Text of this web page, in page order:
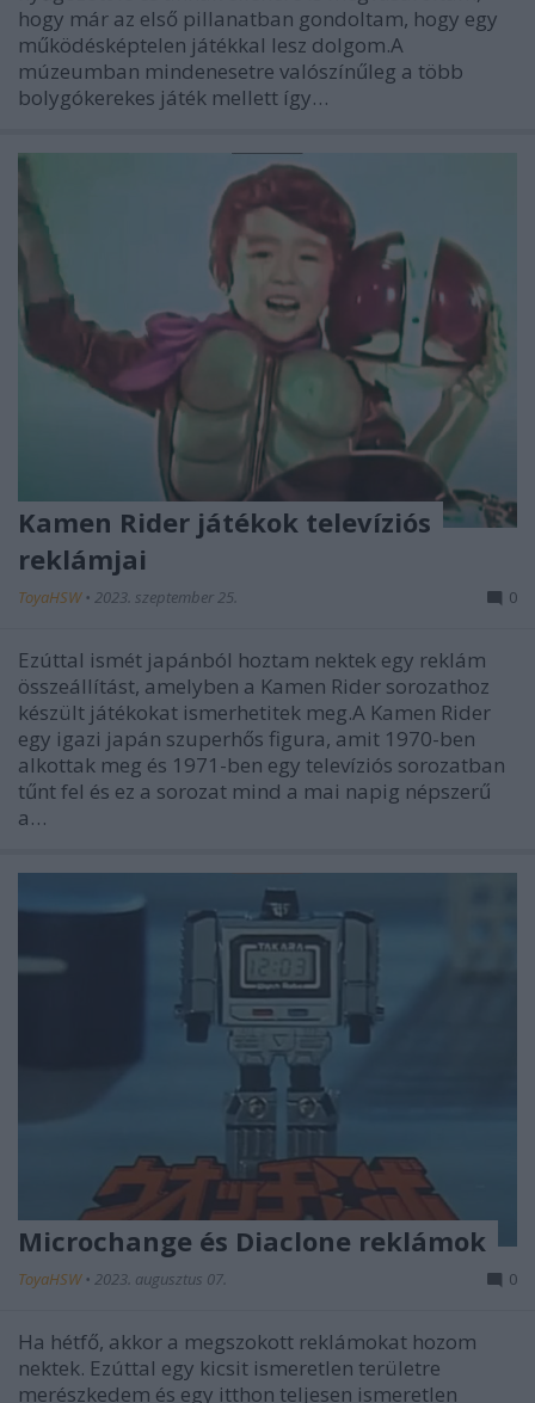
hogy már az első pillanatban gondoltam, hogy egy
működésképtelen játékkal lesz dolgom.A
múzeumban mindenesetre valószínűleg a több
bolygókerekes játék mellett így…
Kamen Rider játékok televíziós
reklámjai
ToyaHSW • 2023. szeptember 25. 0
Ezúttal ismét japánból hoztam nektek egy reklám
összeállítást, amelyben a Kamen Rider sorozathoz
készült játékokat ismerhetitek meg.A Kamen Rider
egy igazi japán szuperhős figura, amit 1970-ben
alkottak meg és 1971-ben egy televíziós sorozatban
tűnt fel és ez a sorozat mind a mai napig népszerű
a…
Microchange és Diaclone reklámok
ToyaHSW • 2023. augusztus 07. 0
Ha hétfő, akkor a megszokott reklámokat hozom
nektek. Ezúttal egy kicsit ismeretlen területre
merészkedem és egy itthon teljesen ismeretlen